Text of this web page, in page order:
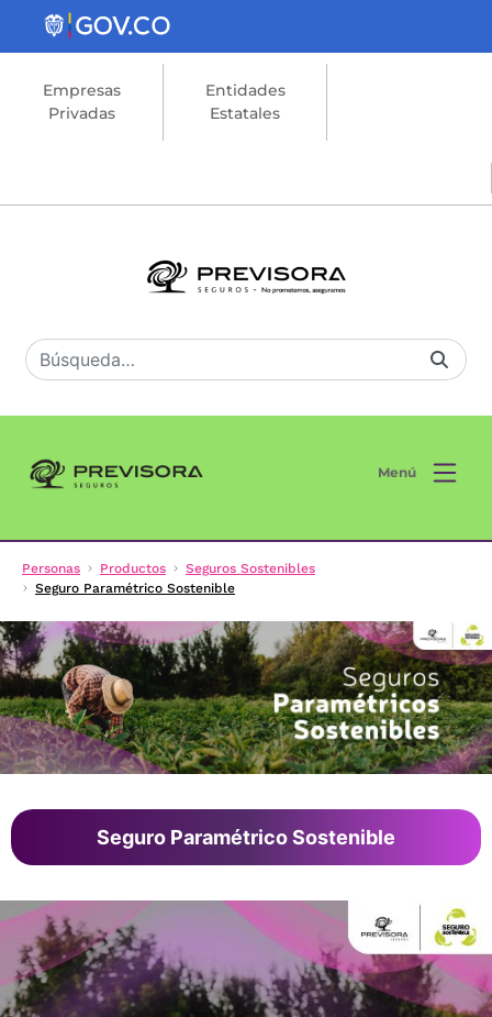
Saltar al contenido principal
Empresas
Privadas
Entidades
Estatales
Menú
Personas Productos
Seguros Sostenibles
Seguro Paramétrico Sostenible
Seguro Paramétrico Sostenible